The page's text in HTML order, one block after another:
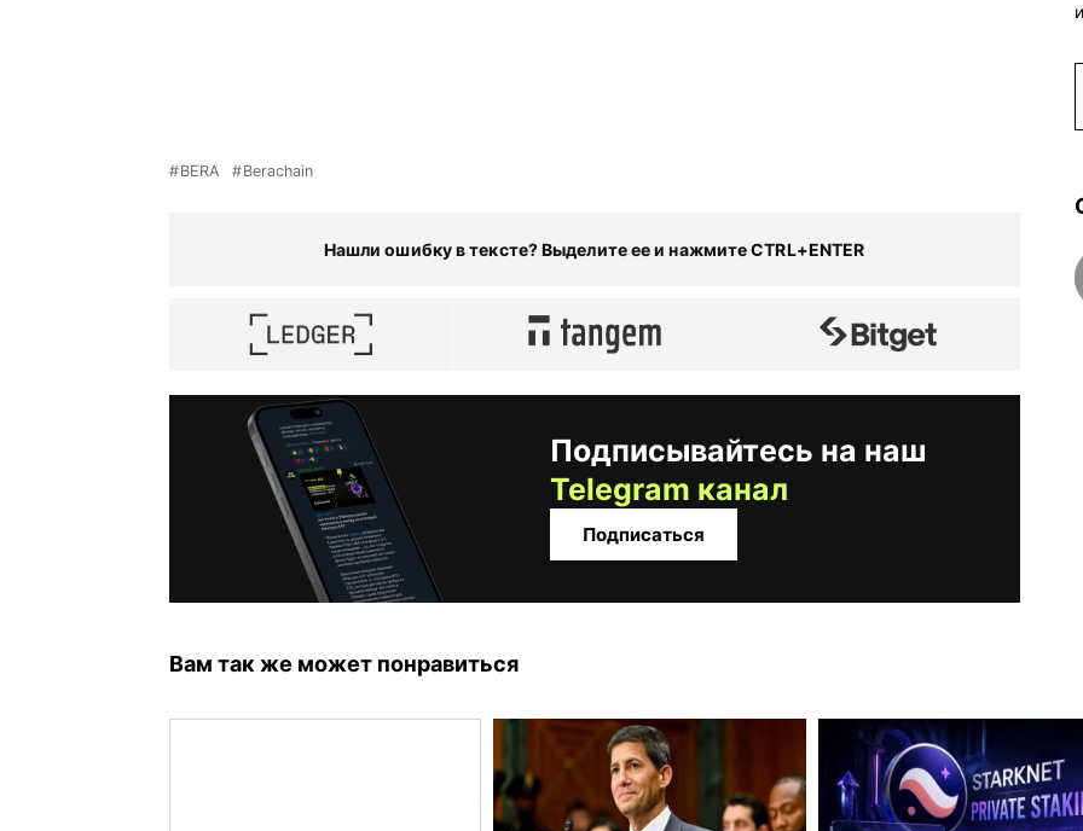
BERA Berachain
Нашли ошибку в тексте? Выделите ее и нажмите CTRL+ENTER
Подписывайтесь на наш
Telegram канал
Подписаться
Вам так же может понравиться